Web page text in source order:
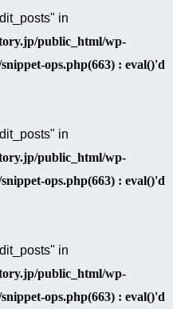
in
public_html/wp-
ops.php(663) : eval()'d
in
public_html/wp-
ops.php(663) : eval()'d
in
public_html/wp-
ops.php(663) : eval()'d